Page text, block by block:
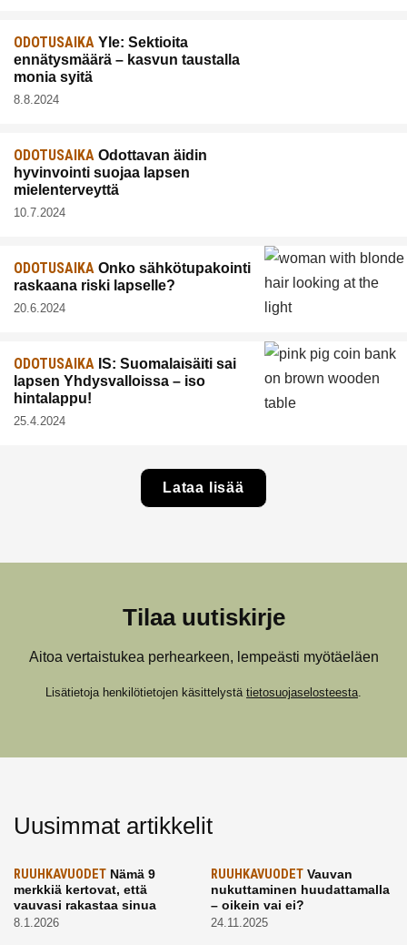
ODOTUSAIKA Yle: Sektioita
ennätysmäärä – kasvun taustalla
monia syitä
8.8.2024
ODOTUSAIKA Odottavan äidin
hyvinvointi suojaa lapsen
mielenterveyttä
10.7.2024
ODOTUSAIKA Onko sähkötupakointi
raskaana riski lapselle?
20.6.2024
ODOTUSAIKA IS: Suomalaisäiti sai
lapsen Yhdysvalloissa – iso
hintalappu!
25.4.2024
Lataa lisää
Tilaa uutiskirje
Aitoa vertaistukea perhearkeen, lempeästi myötäeläen
Lisätietoja henkilötietojen käsittelystä tietosuojaselosteesta
Uusimmat artikkelit
RUUHKAVUODET Nämä 9
merkkiä kertovat, että
vauvasi rakastaa sinua
8.1.2026
RUUHKAVUODETVauvan
nukuttaminen huudattamalla
– oikein vai ei?
24.11.2025